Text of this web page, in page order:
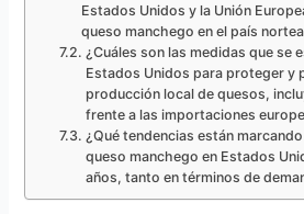
Estados Unidos y la Unión
queso manchego en el país
¿Cuáles son las medidas que se
Estados Unidos para proteger y
producción local de quesos,
frente a las importaciones
¿Qué tendencias están
queso manchego en Estados
años, tanto en términos de